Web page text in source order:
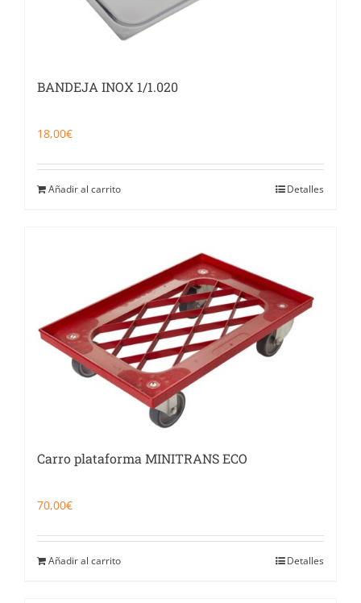
BANDEJA INOX 1/1.020
18,00€
Añadir al carrito Detalles
Carro plataforma MINITRANS ECO
70,00€
Añadir al carrito Detalles